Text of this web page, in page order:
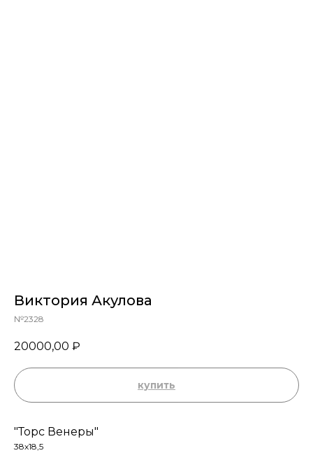
Виктория Акулова
№2328
20000,00 ₽
купить
"Торс Венеры"
38х18,5